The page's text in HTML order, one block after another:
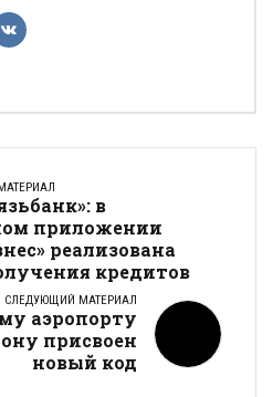
в
приложении
реализована
кредитов
СЛЕДУЮЩИЙ МАТЕРИАЛ
аэропорту
присвоен
новый код